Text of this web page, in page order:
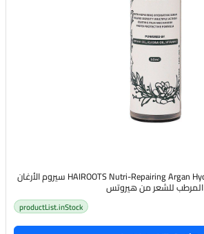
HAIROOTS Nutri-Repairing Argan Hydrating Hair Serum 50ml سيروم الأرغان
المرطب للشعر من هيروتس
productList.inStock